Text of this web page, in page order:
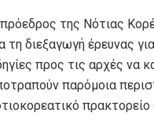
της Νότιας
τη διεξαγωγή έρευνας
προς τις αρχές να
παρόμοια
πρακτορείο